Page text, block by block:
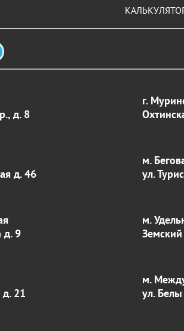
д. 8
г.
д. 46
м.
ул.
д. 9
м.
д. 21
м.
ул.